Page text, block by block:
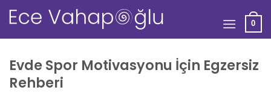
Skip
to
content
0
Evde Spor Motivasyonu İçin Egzersiz
Rehberi